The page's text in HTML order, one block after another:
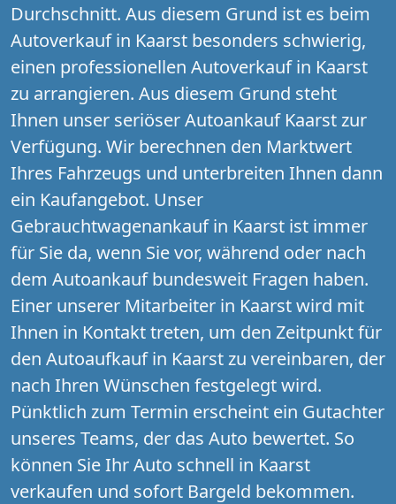
Durchschnitt. Aus diesem Grund ist es beim
Autoverkauf in Kaarst besonders schwierig,
einen professionellen Autoverkauf in Kaarst
zu arrangieren. Aus diesem Grund steht
Ihnen unser seriöser Autoankauf Kaarst zur
Verfügung. Wir berechnen den Marktwert
Ihres Fahrzeugs und unterbreiten Ihnen dann
ein Kaufangebot. Unser
Gebrauchtwagenankauf in Kaarst ist immer
für Sie da, wenn Sie vor, während oder nach
dem Autoankauf bundesweit Fragen haben.
Einer unserer Mitarbeiter in Kaarst wird mit
Ihnen in Kontakt treten, um den Zeitpunkt für
den Autoaufkauf in Kaarst zu vereinbaren, der
nach Ihren Wünschen festgelegt wird.
Pünktlich zum Termin erscheint ein Gutachter
unseres Teams, der das Auto bewertet. So
können Sie Ihr Auto schnell in Kaarst
verkaufen und sofort Bargeld bekommen.